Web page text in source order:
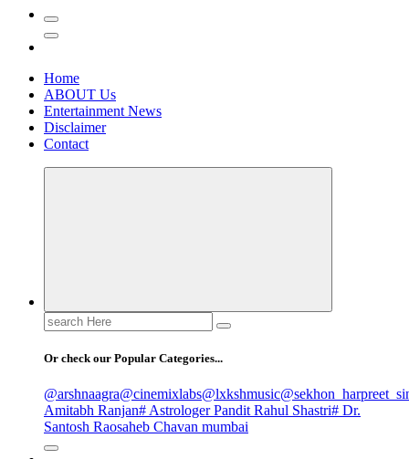
Home
ABOUT Us
Entertainment News
Disclaimer
Contact
Search
for:
Or check our Popular Categories...
@arshnaagra@cinemixlabs@lxkshmusic
Amitabh Ranjan# Astrologer Pandit Rahul Shastri# Dr.
Santosh Raosaheb Chavan mumbai